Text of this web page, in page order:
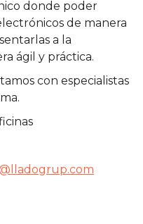
donde poder
de manera
a la
ágil y práctica.
con especialistas